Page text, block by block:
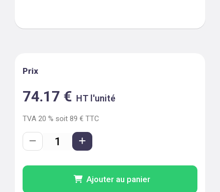
Prix
74.17 € HT l'unité
TVA 20 % soit 89 € TTC
Ajouter au panier